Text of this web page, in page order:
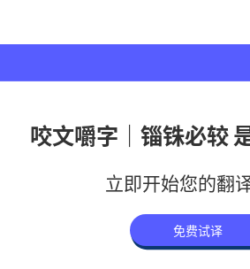
咬文嚼字｜锱铢必较
立即开始您的翻
免费试译